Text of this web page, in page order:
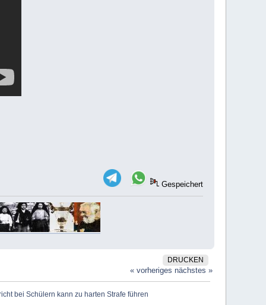
Gespeichert
DRUCKEN
« vorheriges nächstes »
bei Schülern kann zu harten Strafe führen